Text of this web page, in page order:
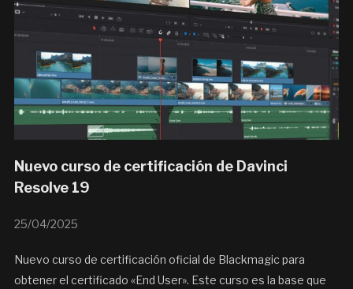
Nuevo curso de certificación de Davinci
Resolve 19
25/04/2025
Nuevo curso de certificación oficial de Blackmagic para
obtener el certificado «End User». Este curso es la base que